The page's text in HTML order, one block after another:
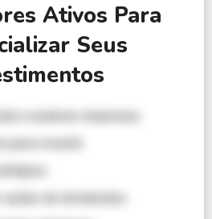
Ativos Para
Seus
a analisar empresas
para investir